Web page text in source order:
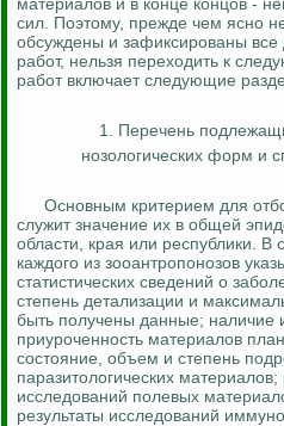
материалов и в конце концов -
сил. Поэтому, прежде чем ясно
обсуждены и зафиксированы
работ, нельзя переходить к
работ включает следующие
1. Перечень
нозологических форм и
Основным критерием для
служит значение их в общей
области, края или республики. В
каждого из зооантропонозов
статистических сведений о
степень детализации и
быть получены данные; наличие
приуроченность материалов
состояние, объем и степень
паразитологических материалов;
исследований полевых
результаты исследований